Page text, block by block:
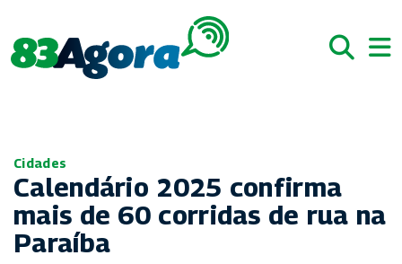
Cidades
Calendário 2025 confirma
mais de 60 corridas de rua na
Paraíba